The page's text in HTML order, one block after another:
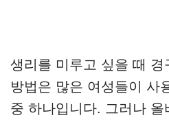
생리를 미루고 싶을 때 경
방법은 많은 여성들이 사
중 하나입니다. 그러나